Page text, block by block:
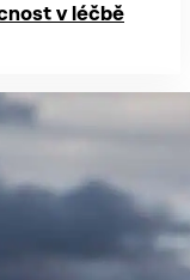
v léčbě